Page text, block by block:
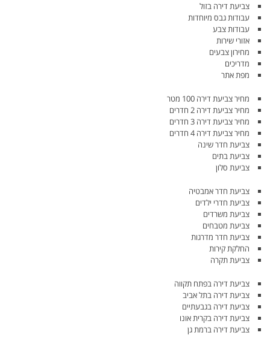
צביעת דירה בזול
עבודות גבס מיוחדות
עבודות צבע
אזורי שירות
מחירון צבעים
מדריכים
מפת אתר
מחיר צביעת דירה 100 מטר
מחיר צביעת דירה 2 חדרים
מחיר צביעת דירה 3 חדרים
מחיר צביעת דירה 4 חדרים
צביעת חדר שינה
צביעת בתים
צביעת סלון
צביעת חדר אמבטיה
צביעת חדרי ילדים
צביעת משרדים
צביעת מטבחים
צביעת חדר מדרגות
החלקת קירות
צביעת תקרה
צביעת דירה בפתח תקווה
צביעת דירה בתל אביב
צביעת דירה בגבעתיים
צביעת דירה בקרית אונו
צביעת דירה ברמת גן